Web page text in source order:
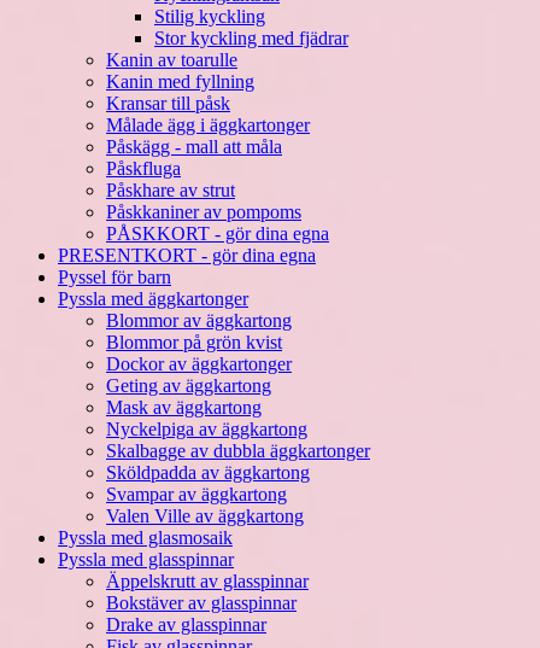
Stilig kyckling
Stor kyckling med fjädrar
Kanin av toarulle
Kanin med fyllning
Kransar till påsk
Målade ägg i äggkartonger
Påskägg - mall att måla
Påskfluga
Påskhare av strut
Påskkaniner av pompoms
PÅSKKORT - gör dina egna
PRESENTKORT - gör dina egna
Pyssel för barn
Pyssla med äggkartonger
Blommor av äggkartong
Blommor på grön kvist
Dockor av äggkartonger
Geting av äggkartong
Mask av äggkartong
Nyckelpiga av äggkartong
Skalbagge av dubbla äggkartonger
Sköldpadda av äggkartong
Svampar av äggkartong
Valen Ville av äggkartong
Pyssla med glasmosaik
Pyssla med glasspinnar
Äppelskrutt av glasspinnar
Bokstäver av glasspinnar
Drake av glasspinnar